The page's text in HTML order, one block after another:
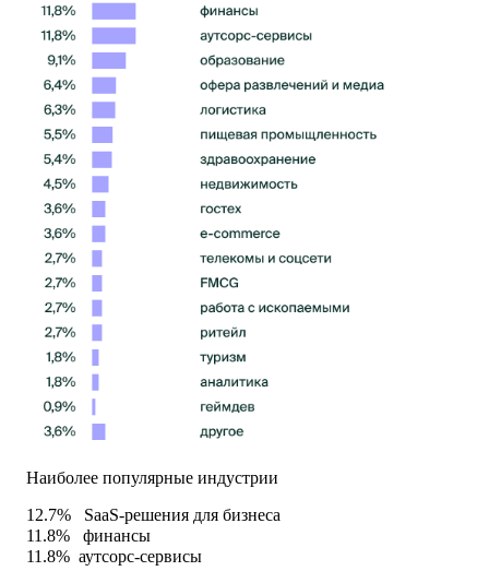
Наиболее популярные индустрии
12.7%SааS-решения для бизнеса
11.8%финансы
11.8%аутсорс-сервисы